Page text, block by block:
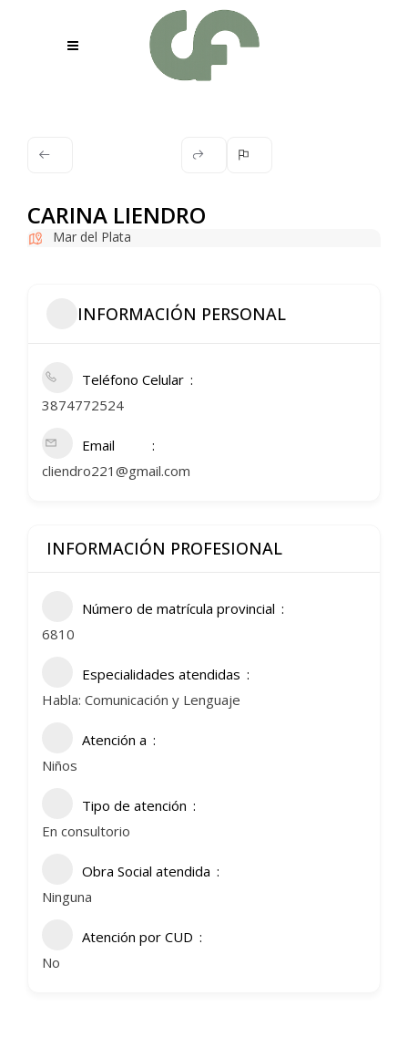
CARINA LIENDRO
Mar del Plata
INFORMACIÓN PERSONAL
Teléfono Celular
3874772524
Email
cliendro221@gmail.com
INFORMACIÓN PROFESIONAL
Número de matrícula provincial
6810
Especialidades atendidas
Habla: Comunicación y Lenguaje
Atención a
Niños
Tipo de atención
En consultorio
Obra Social atendida
Ninguna
Atención por CUD
No